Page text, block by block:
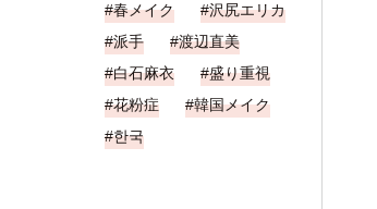
春メイク
沢尻エリカ
派手
渡辺直美
白石麻衣
盛り重視
花粉症
韓国メイク
한국